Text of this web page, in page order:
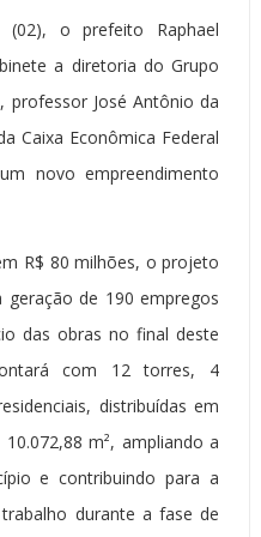
(02), o prefeito Raphael
a diretoria do Grupo
professor José Antônio da
Caixa Econômica Federal
novo empreendimento
R$ 80 milhões, o projeto
geração de 190 empregos
das obras no final deste
com 12 torres, 4
distribuídas em
m², ampliando a
e contribuindo para a
durante a fase de